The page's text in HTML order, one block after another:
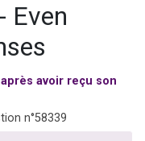
Even
avoir reçu son
n°58339